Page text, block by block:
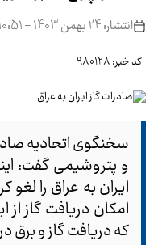
انتشار: 24 بهمن 1403 - 10:51
کد خبر: 980128
سخنگوی اتحادیه
و پتروشیمی گفت:
ایران به عراق را
امکان دریافت گاز از
که دریافت گاز و برق